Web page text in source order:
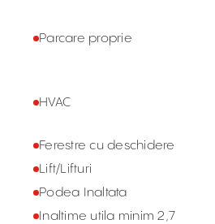
Parcare proprie
HVAC
Ferestre cu deschidere
Lift/Lifturi
Podea Inaltata
Inaltime utila minim 2,7